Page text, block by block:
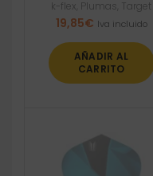
k-flex Plumas Target
19,85€ Iva incluido
AÑADIR AL
CARRITO